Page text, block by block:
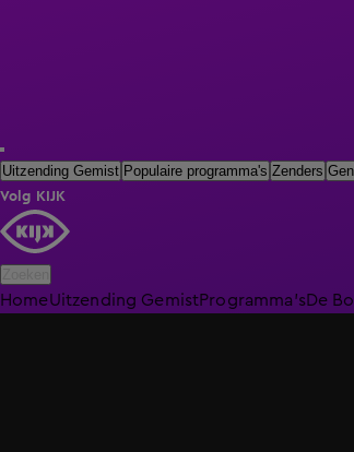
Uitzending Gemist Populaire programma's Zenders
Volg KIJK
HomeUitzending GemistProgramma'sDe